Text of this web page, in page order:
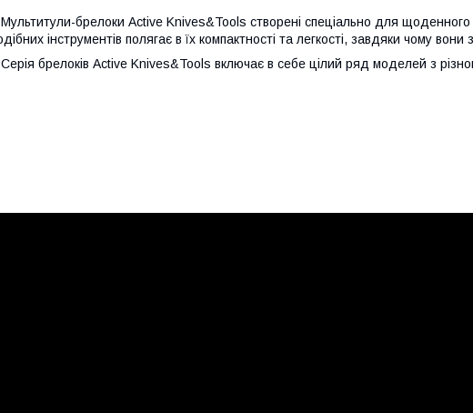
брелоки Active Knives&Tools створені спеціально для
інструментів полягає в їх компактності та легкості, завдяки чому
брелоків Active Knives&Tools включає в себе цілий ряд моделей з